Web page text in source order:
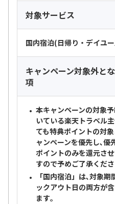
対象サービス
国内宿泊(日帰り・デイユ
キャンペーン対象外と
項
本キャンペーンの対象
いている楽天トラベル
ても特典ポイントの対
ャンペーンを優先し､優
ポイントのみを還元さ
すので予めご了承くだ
「国内宿泊」は､対象
ックアウト日の両方が
ます｡